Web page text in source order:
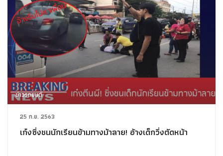
ข่าวรถยนต์
25 ก.ย. 2563
เก๋งซิ่งชนนักเรียนข้ามทางม้าลาย! อ้างเด็กวิ่งตัดหน้า